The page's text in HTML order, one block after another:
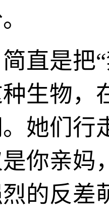
直是把
生物，
她们行
你亲妈
的反差